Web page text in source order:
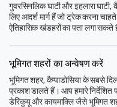
गुवरसिनलिक घाटी और इहलारा
लिए आदर्श मार्ग हैं जो ट्रेक करना
ऐतिहासिक खंडहरों का पता लगा
भूमिगत शहरों का अन्वेषण करें
भूमिगत शहर, कैप्पाडोसिया के सबसे
प्रकाश डालते हैं। आप हमारे निर्देशित
डेरिंकुयू और कायमाक्लि जैसे भूमिगत